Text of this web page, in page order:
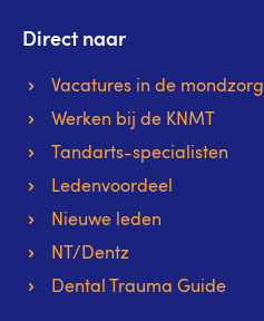
Direct naar
Vacatures in de mondzorg
Werken bij de KNMT
Tandarts-specialisten
Ledenvoordeel
Nieuwe leden
NT/Dentz
Dental Trauma Guide